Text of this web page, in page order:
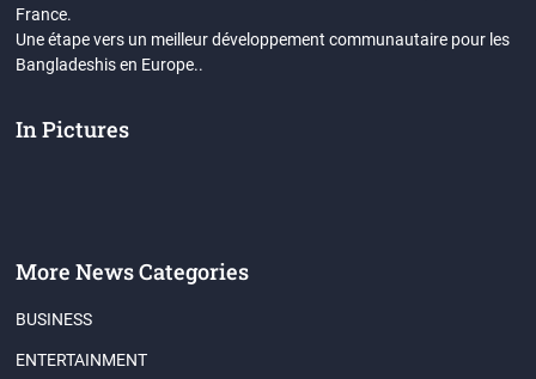
France.
Une étape vers un meilleur développement communautaire pour les
Bangladeshis en Europe..
In Pictures
More News Categories
BUSINESS
ENTERTAINMENT